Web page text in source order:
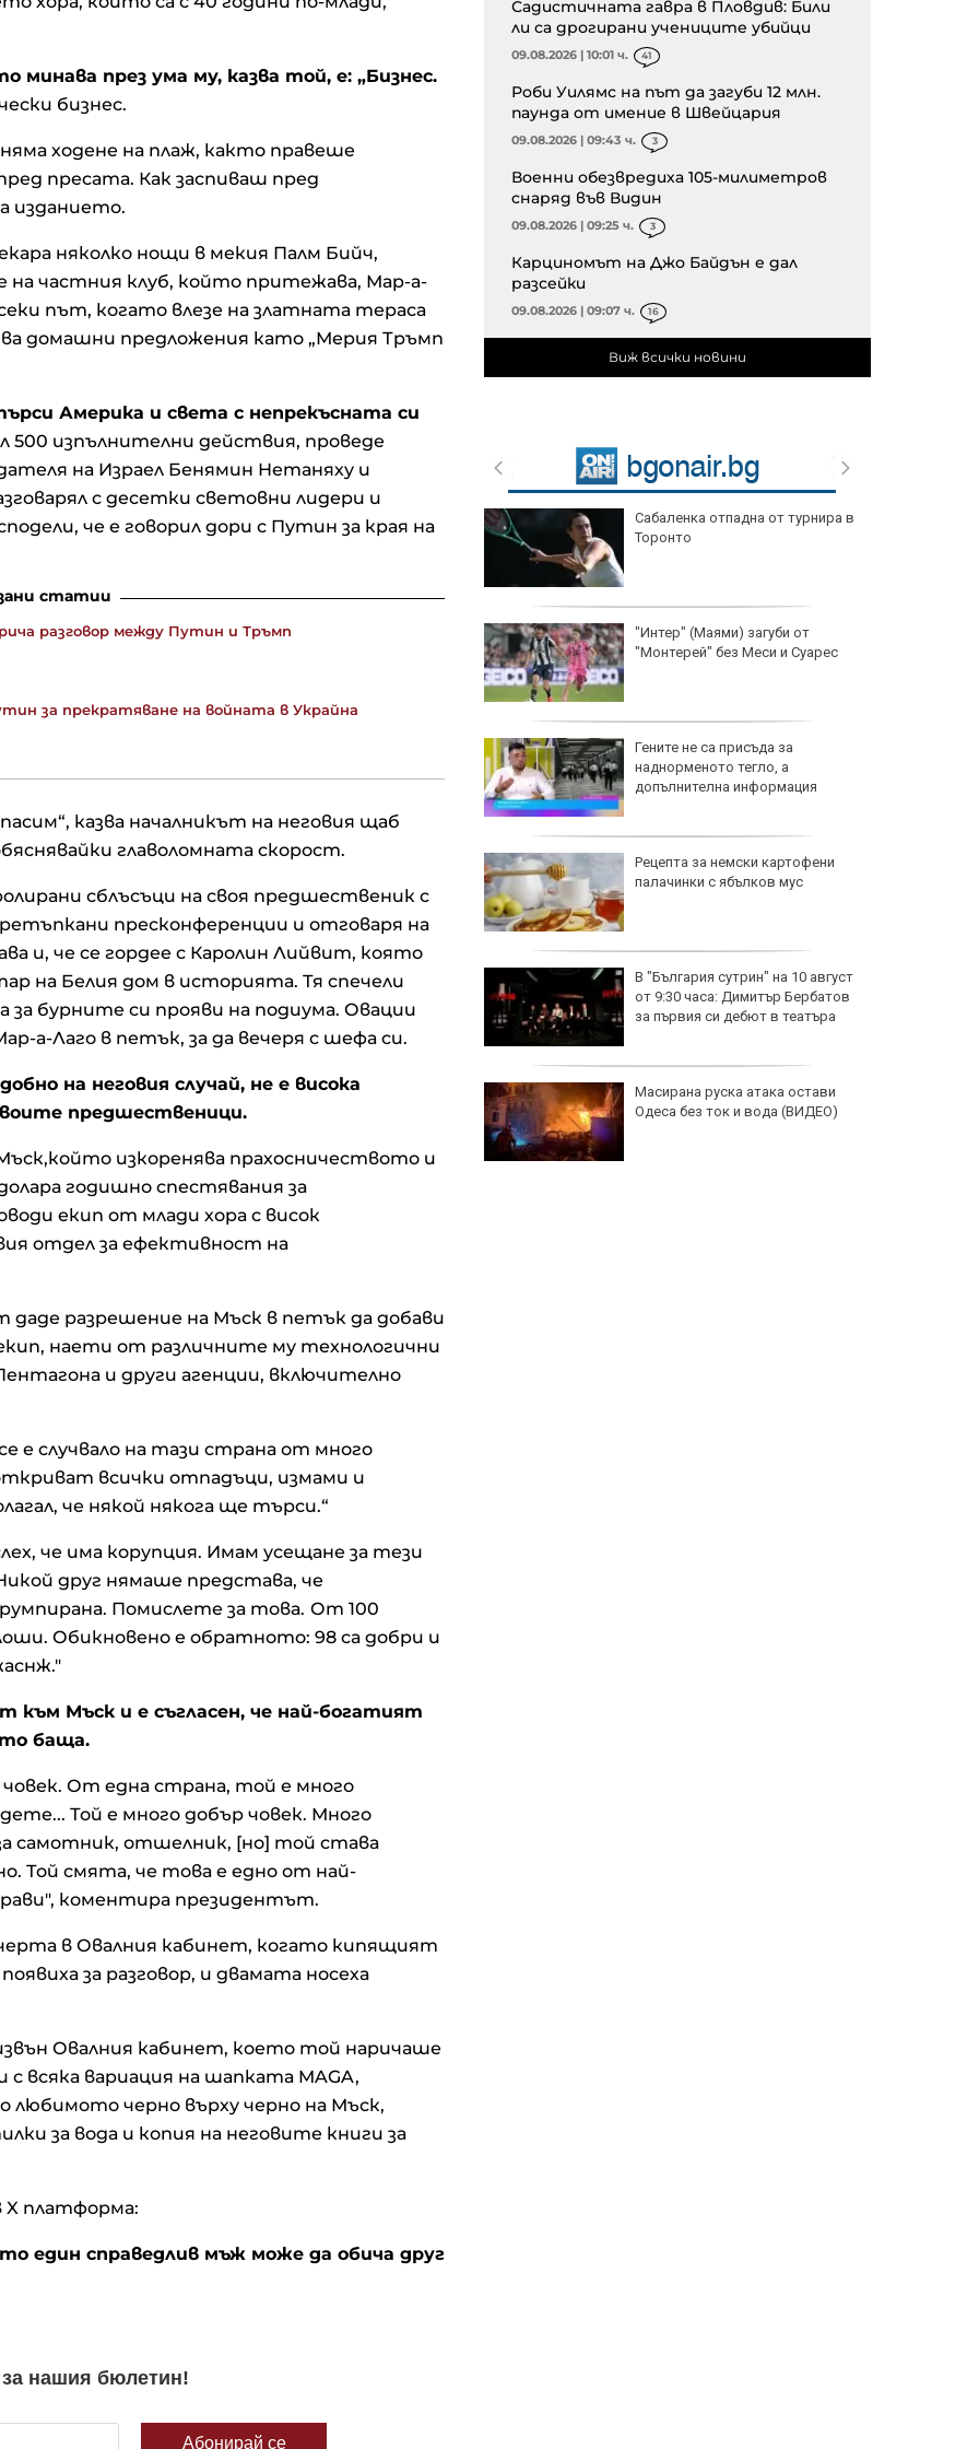
минава през ума му, казва той, е: „Бизнес.
бизнес.
ходене на плаж, както правеше
пресата. Как заспиваш пред
изданието.
няколко нощи в мекия Палм Бийч,
на частния клуб, който притежава, Мар-а-
път, когато влезе на златната тераса
домашни предложения като „Мерия Тръмп
Америка и света с непрекъсната си
500 изпълнителни действия, проведе
на Израел Бенямин Нетаняху и
с десетки световни лидери и
че е говорил дори с Путин за края на
статии
разговор между Путин и Тръмп
за прекратяване на войната в Украйна
казва началникът на неговия щаб
главоломната скорост.
сблъсъци на своя предшественик с
пресконференции и отговаря на
и, че се гордее с Каролин Лийвит, която
на Белия дом в историята. Тя спечели
бурните си прояви на подиума. Овации
а-Лаго в петък, за да вечеря с шефа си.
на неговия случай, не е висока
предшественици.
изкоренява прахосничеството и
годишно спестявания за
екип от млади хора с висок
отдел за ефективност на
даде разрешение на Мъск в петък да добави
наети от различните му технологични
и други агенции, включително
е случвало на тази страна от много
всички отпадъци, измами и
че някой някога ще търси.“
че има корупция. Имам усещане за тези
друг нямаше представа, че
Помислете за това. От 100
Обикновено е обратното: 98 са добри и
към Мъск и е съгласен, че най-богатият
баща.
човек. От една страна, той е много
Той е много добър човек. Много
самотник, отшелник, [но] той става
Той смята, че това е едно от най-
коментира президентът.
в Овалния кабинет, когато кипящият
за разговор, и двамата носеха
Овалния кабинет, което той наричаше
всяка вариация на шапката MAGA,
черно върху черно на Мъск,
за вода и копия на неговите книги за
X платформа:
един справедлив мъж може да обича друг
Садистичната гавра в Пловдив: Били
ли са дрогирани учениците убийци
09.08.2026 | 10:01 ч. 41
Роби Уилямс на път да загуби 12 млн.
паунда от имение в Швейцария
09.08.2026 | 09:43 ч. 3
Военни обезвредиха 105-милиметров
снаряд във Видин
09.08.2026 | 09:25 ч. 3
Карциномът на Джо Байдън е дал
разсейки
09.08.2026 | 09:07 ч. 16
Виж всички новини
Японски изобретател превръща
почвата в източник на
Акция на седмицата: „Българска
Как ще изглежда енергетиката
Украйна купи ракети ATACMS и
снаряди от Турция, в сделката
участва и българска компания
Иран намекна за сделка за
Ормуз, но само ако условията му
Сабаленка отпадна от турнира в
Торонто
"Интер" (Маями) загуби от
"Монтерей" без Меси и Суарес
Гените не са присъда за
наднорменото тегло, а
допълнителна информация
Рецепта за немски картофени
палачинки с ябълков мус
В "България сутрин" на 10 август
от 9:30 часа: Димитър Бербатов
за първия си дебют в театъра
Масирана руска атака остави
Одеса без ток и вода (ВИДЕО)